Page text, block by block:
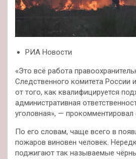
РИА Новости
«Это всё работа
Следственного комитета России
от того, как квалифицируется
административная
уголовная», — прокомментировал
По его словам, чаще всего в
пожаров виновен человек.
поджигают так называемые